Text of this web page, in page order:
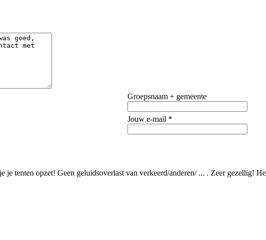
Groepsnaam + gemeente
Jouw e-mail *
tenten opzet! Geen geluidsoverlast van verkeerd/anderen/ ... . Zeer gezellig!